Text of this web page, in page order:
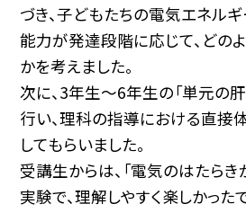
づき、子どもたちの電気エネル
能力が発達段階に応じて、どの
かを考えました。
次に、3年生〜6年生の「単元の
行い、理科の指導における直接
してもらいました。
受講生からは、「電気のはたら
実験で、理解しやすく楽しかった